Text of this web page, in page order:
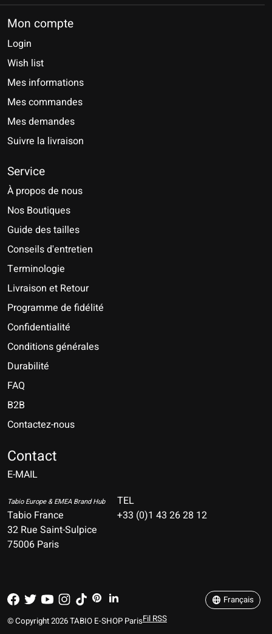
Mon compte
Login
Wish list
Mes informations
Mes commandes
Mes demandes
Suivre la livraison
Service
À propos de nous
Nos Boutiques
Guide des tailles
Conseils d'entretien
Terminologie
Livraison et Retour
Programme de fidélité
Confidentialité
Conditions générales
Durabilité
FAQ
B2B
Contactez-nous
Contact
E-MAIL
Tabio Europe & EMEA Brand Hub
Tabio France
32 Rue Saint-Sulpice
75006 Paris
TEL
+33 (0)1 43 26 28 12
© Copyright 2026 TABIO E-SHOP ParisFil RSS
Français